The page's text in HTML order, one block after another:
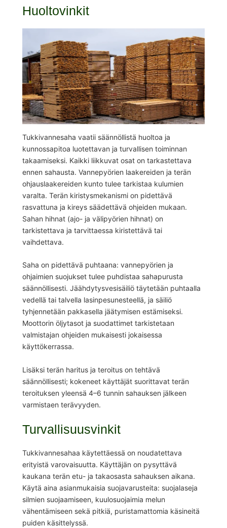
Huoltovinkit
Tukkivannesaha vaatii säännöllistä huoltoa ja
kunnossapitoa luotettavan ja turvallisen toiminnan
takaamiseksi. Kaikki liikkuvat osat on tarkastettava
ennen sahausta. Vannepyörien laakereiden ja terän
ohjauslaakereiden kunto tulee tarkistaa kulumien
varalta. Terän kiristysmekanismi on pidettävä
rasvattuna ja kireys säädettävä ohjeiden mukaan.
Sahan hihnat (ajo- ja välipyörien hihnat) on
tarkistettava ja tarvittaessa kiristettävä tai
vaihdettava.
Saha on pidettävä puhtaana: vannepyörien ja
ohjaimien suojukset tulee puhdistaa sahapurusta
säännöllisesti. Jäähdytysvesisäiliö täytetään puhtaalla
vedellä tai talvella lasinpesunesteellä, ja säiliö
tyhjennetään pakkasella jäätymisen estämiseksi.
Moottorin öljytasot ja suodattimet tarkistetaan
valmistajan ohjeiden mukaisesti jokaisessa
käyttökerrassa.
Lisäksi terän haritus ja teroitus on tehtävä
säännöllisesti; kokeneet käyttäjät suorittavat terän
teroituksen yleensä 4–6 tunnin sahauksen jälkeen
varmistaen terävyyden.
Turvallisuusvinkit
Tukkivannesahaa käytettäessä on noudatettava
erityistä varovaisuutta. Käyttäjän on pysyttävä
kaukana terän etu- ja takaosasta sahauksen aikana.
Käytä aina asianmukaisia suojavarusteita: suojalaseja
silmien suojaamiseen, kuulosuojaimia melun
vähentämiseen sekä pitkiä, puristamattomia käsineitä
puiden käsittelyssä.